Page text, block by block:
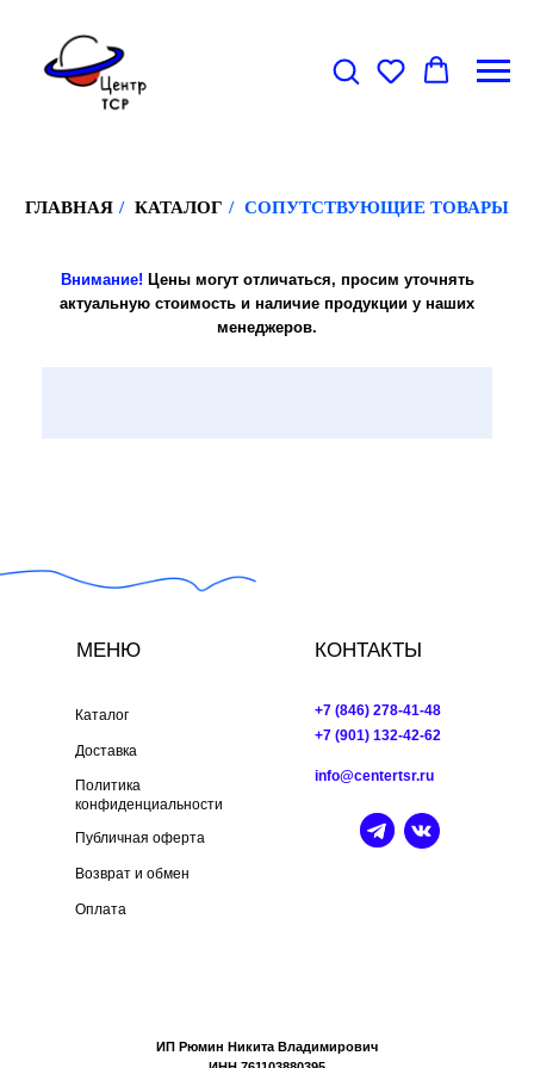
ГЛАВНАЯ / КАТАЛОГ / СОПУТСТВУЮЩИЕ ТОВАРЫ
Внимание! Цены могут отличаться, просим уточнять
актуальную стоимость и наличие продукции у наших
менеджеров.
КОНТАКТЫ
+7 (846) 278-41-48
info@centertsr.ru
МЕНЮ
Каталог
Доставка
Публичная оферта
ИП Рюмин Никита Владимирович
Политика
конфиденциальности
Возврат и обмен
Оплата
+7 (901) 132-42-62